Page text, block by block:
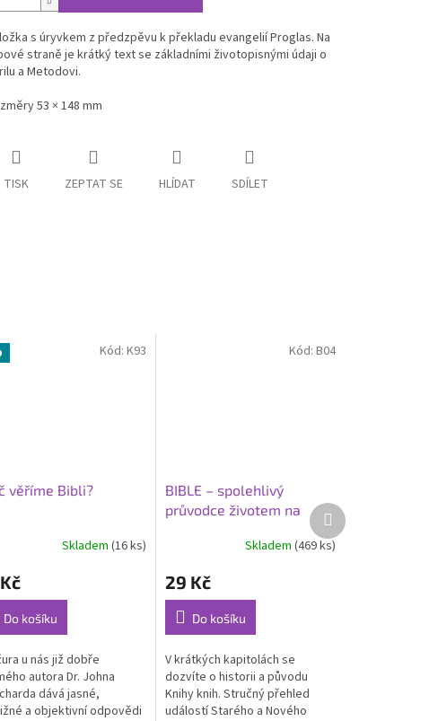
s úryvkem z předzpěvu k překladu evangelií Proglas. Na
straně je krátký text se základními životopisnými údaji o
a Metodovi.
53 × 148 mm
TISK ZEPTAT SE HLÍDAT SDÍLET
věříme Bibli?
Skladem(16 ks)
Do košíku
u nás již dobře
autora Dr. Johna
dává jasné,
a objektivní odpovědi
Kód:K93
BIBLE – spolehlivý
průvodce životem na
Skladem (469 ks)
29 Kč
Do košíku
V krátkých kapitolách se
dozvíte o historii a původu
Knihy knih. Stručný přehled
událostí Starého a Nového
Kód: B04
Další
produkt